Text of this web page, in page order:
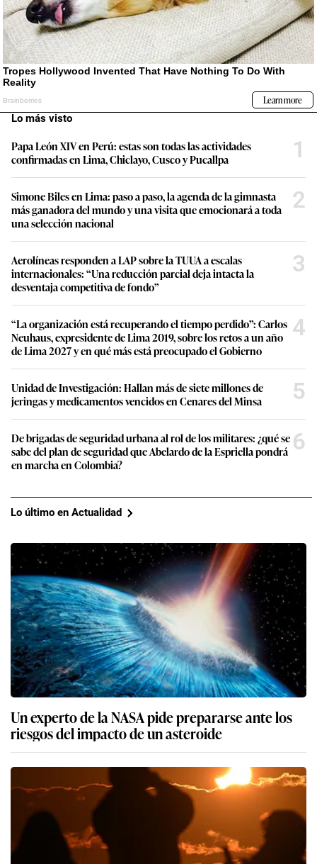
Lo más visto
Papa León XIV en Perú: estas son todas las actividades
confirmadas en Lima, Chiclayo, Cusco y Pucallpa
1
Simone Biles en Lima: paso a paso, la agenda de la gimnasta
más ganadora del mundo y una visita que emocionará a toda
una selección nacional
2
Aerolíneas responden a LAP sobre la TUUA a escalas
internacionales: “Una reducción parcial deja intacta la
desventaja competitiva de fondo”
3
“La organización está recuperando el tiempo perdido”: Carlos
Neuhaus, expresidente de Lima 2019, sobre los retos a un año
de Lima 2027 y en qué más está preocupado el Gobierno
4
Unidad de Investigación: Hallan más de siete millones de
jeringas y medicamentos vencidos en Cenares del Minsa
5
De brigadas de seguridad urbana al rol de los militares: ¿qué se
sabe del plan de seguridad que Abelardo de la Espriella pondrá
en marcha en Colombia?
6
Lo último en Actualidad
Un experto de la NASA pide prepararse ante los
riesgos del impacto de un asteroide